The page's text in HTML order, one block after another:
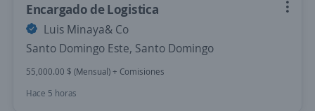
Encargado de Logistica
Luis Minaya& Co
Santo Domingo Este, Santo Domingo
55,000.00 $ (Mensual) + Comisiones
Hace 5 horas